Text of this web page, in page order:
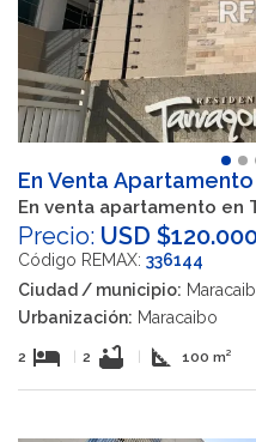
En Venta
En venta apartamento en
Precio: USD
Código REMAX: 336144
Ciudad / municipio:
Urbanización: Maracaibo
2 hotel 2 bathtub square_foot 100 m²